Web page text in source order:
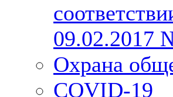
09.02.2017
Охрана
COVID-19